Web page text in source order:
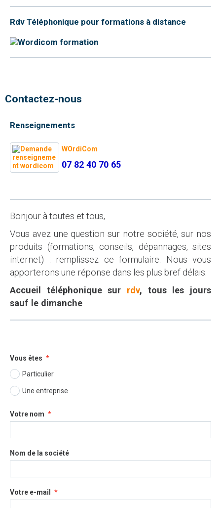
Rdv Téléphonique pour formations à distance
Contactez-nous
Renseignements
WOrdiCom
07 82 40 70 65
Bonjour à toutes et tous,
Vous avez une question sur notre société, sur nos
produits (formations, conseils, dépannages, sites
internet) : remplissez ce formulaire. Nous vous
apporterons une réponse dans les plus bref délais.
Accueil téléphonique sur rdv, tous les jours
sauf le dimanche
Vous êtes
Particulier
Une entreprise
Votre nom
Nom de la société
Votre e-mail